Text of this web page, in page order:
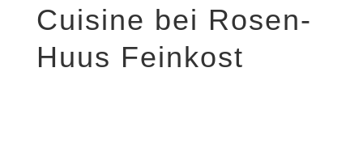
Cuisine bei Rosen-
Huus Feinkost